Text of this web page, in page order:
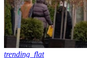
trending_flat